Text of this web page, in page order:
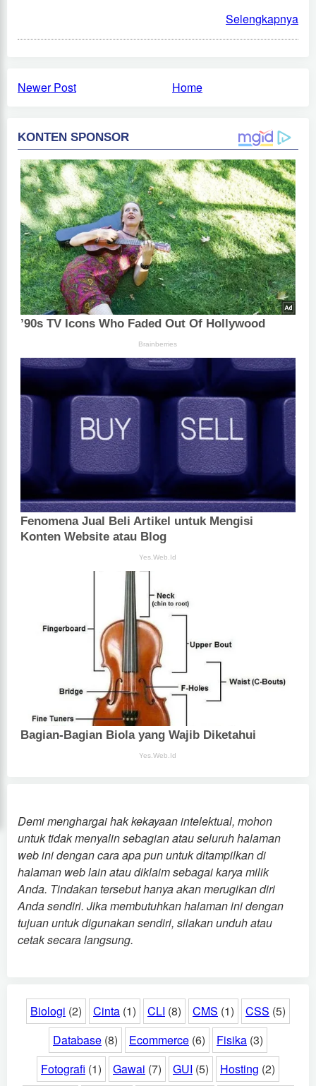
Selengkapnya
Newer Post Home
Demi menghargai hak kekayaan intelektual, mohon
untuk tidak menyalin sebagian atau seluruh halaman
web ini dengan cara apa pun untuk ditampilkan di
halaman web lain atau diklaim sebagai karya milik
Anda. Tindakan tersebut hanya akan merugikan diri
Anda sendiri. Jika membutuhkan halaman ini dengan
tujuan untuk digunakan sendiri, silakan unduh atau
cetak secara langsung.
Biologi (2) Cinta (1) CLI (8) CMS (1) CSS (5)
Database (8) Ecommerce (6) Fisika (3)
Fotografi (1) Gawai (7) GUI (5) Hosting (2)